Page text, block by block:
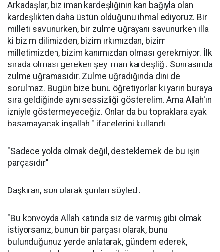
Arkadaşlar, biz iman kardeşliğinin kan bağıyla olan
kardeşlikten daha üstün olduğunu ihmal ediyoruz. Bir
milleti savunurken, bir zulme uğrayanı savunurken illa
ki bizim dilimizden, bizim ırkımızdan, bizim
milletimizden, bizim kanımızdan olması gerekmiyor. İlk
sırada olması gereken şey iman kardeşliği. Sonrasında
zulme uğramasıdır. Zulme uğradığında dini de
sorulmaz. Bugün bize bunu öğretiyorlar ki yarın buraya
sıra geldiğinde aynı sessizliği gösterelim. Ama Allah'ın
izniyle göstermeyeceğiz. Onlar da bu topraklara ayak
basamayacak inşallah." ifadelerini kullandı.
"Sadece yolda olmak değil, desteklemek de bu işin
parçasıdır"
Daşkıran, son olarak şunları söyledi:
"Bu konvoyda Allah katında siz de varmış gibi olmak
istiyorsanız, bunun bir parçası olarak, bunu
bulunduğunuz yerde anlatarak, gündem ederek,